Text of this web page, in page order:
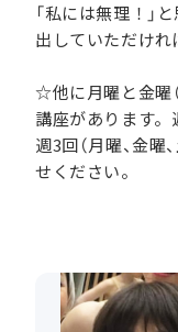
「私には無理！」
出していただけれ
☆他に月曜と金曜
講座があります。
週3回（月曜、金
せください。